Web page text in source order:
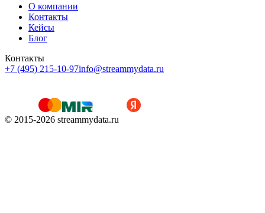
О компании
Контакты
Кейсы
Блог
Контакты
+7 (495) 215-10-97info@streammydata.ru
© 2015-2026 streammydata.ru